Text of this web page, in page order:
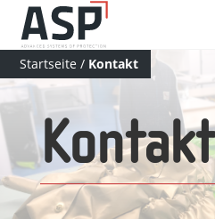
Startseite / Kontakt
Kontakt